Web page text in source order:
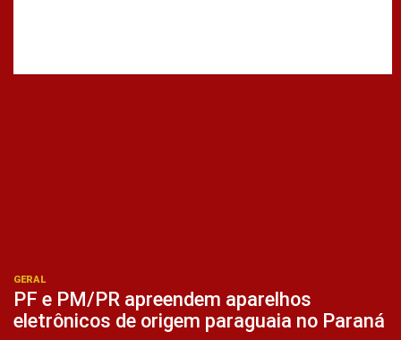
GERAL
PF e PM/PR apreendem aparelhos
eletrônicos de origem paraguaia no Paraná